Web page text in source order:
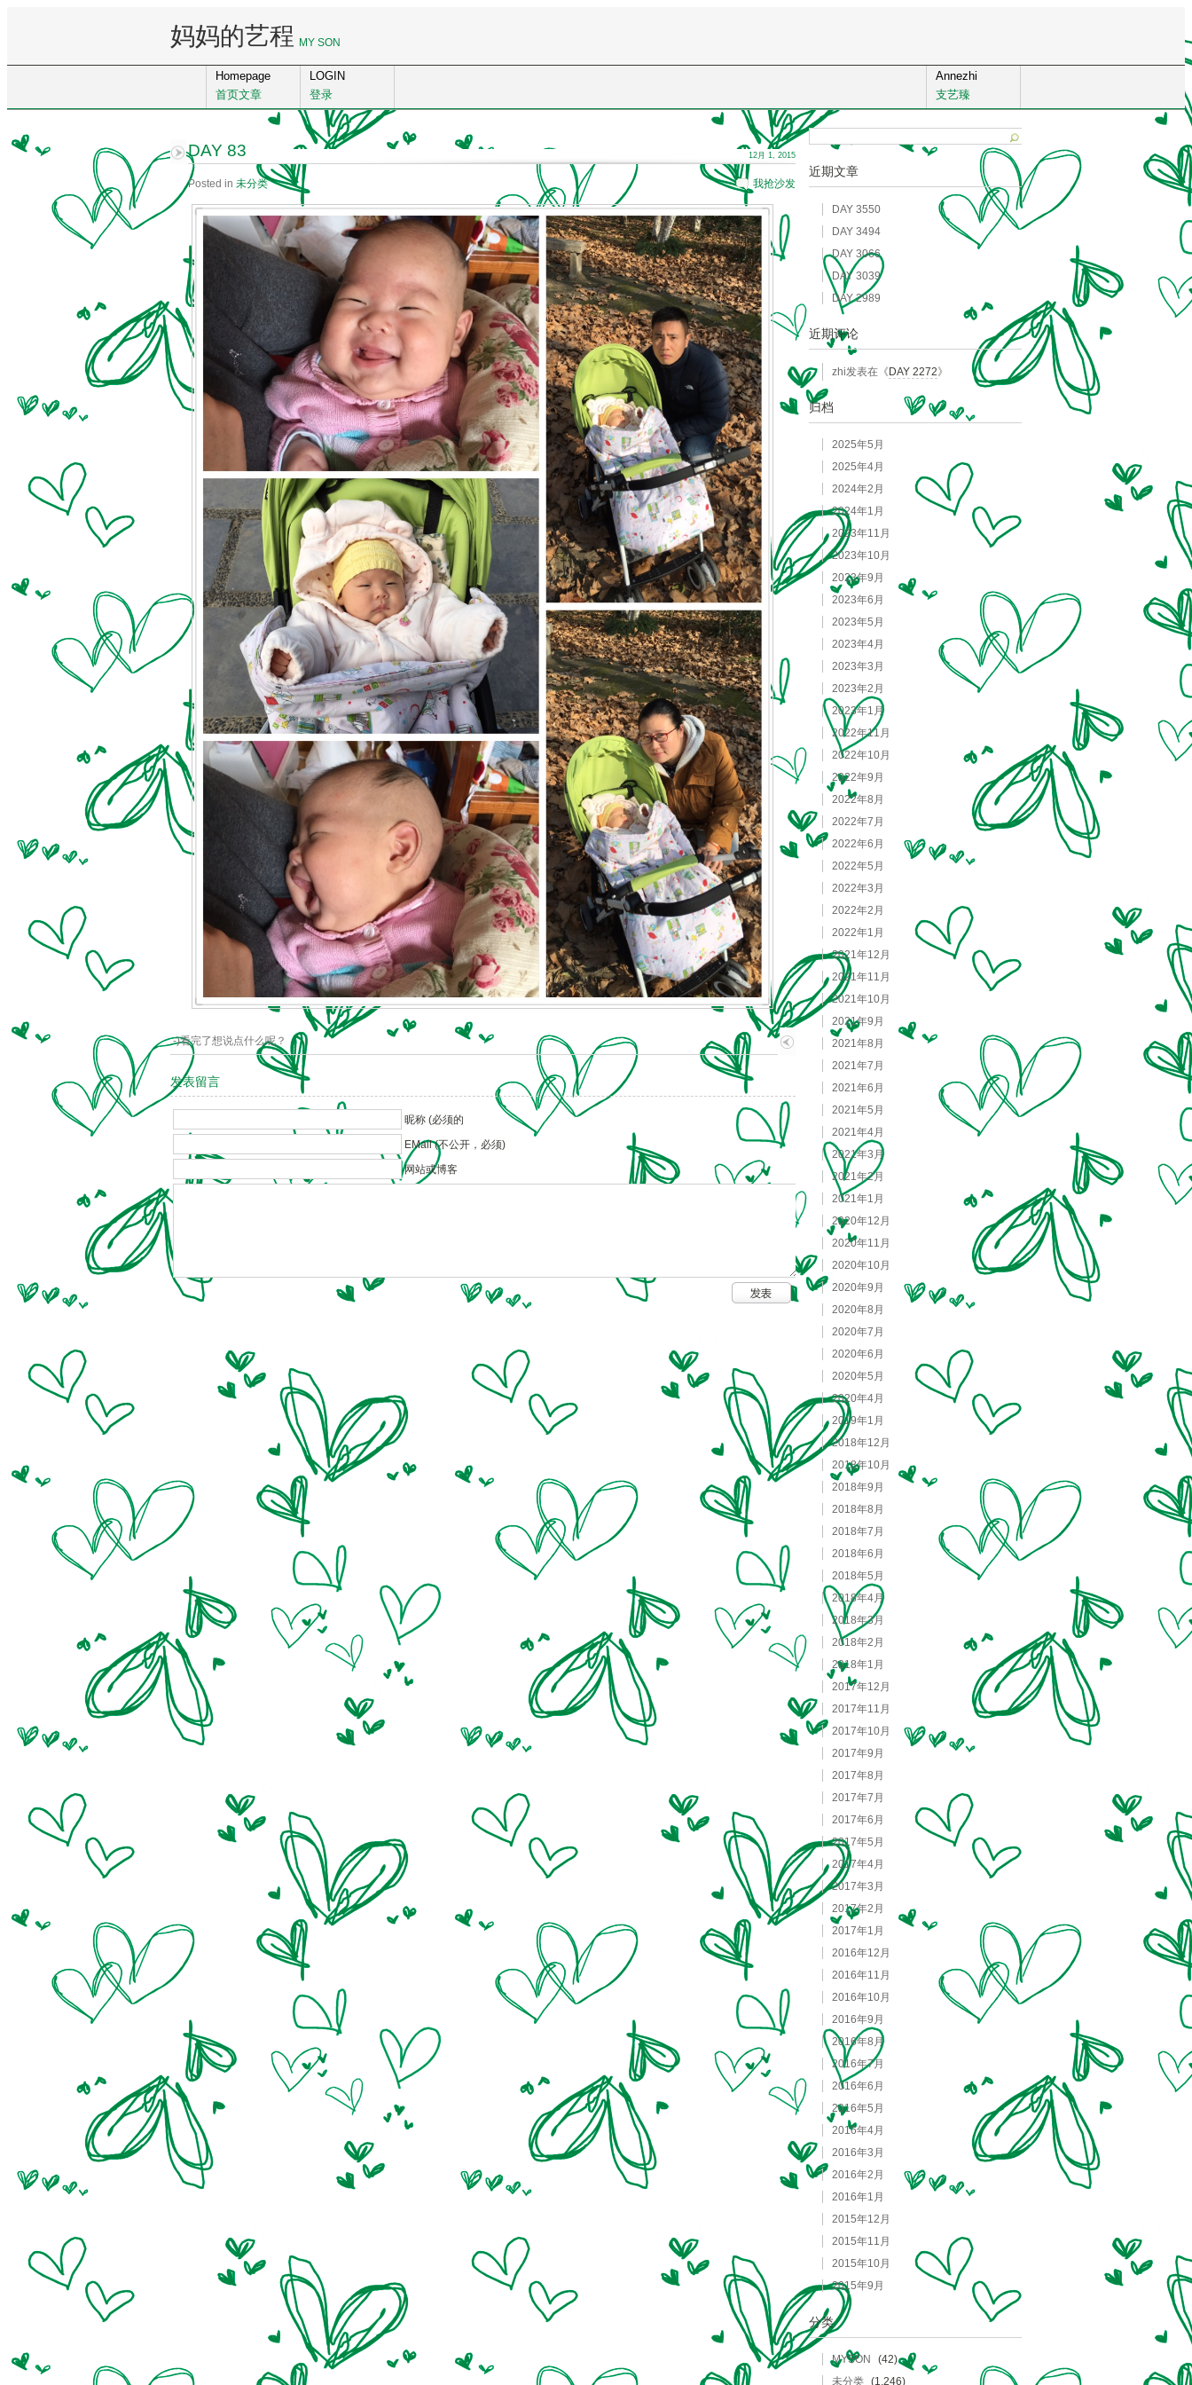
妈妈的艺程 MY SON
Homepage
首页文章
LOGIN
登录
Annezhi
支艺臻
DAY 83
Posted in 未分类 我抢沙发
12月 1, 2015
:-)看完了想说点什么呢？
发表留言
昵称 (必须的
EMail (不公开，必须)
网站或博客
近期文章
DAY 3550
DAY 3494
DAY 3066
DAY 3039
DAY 2989
近期评论
zhi发表在《DAY 2272》
归档
2025年5月
2025年4月
2024年2月
2024年1月
2023年11月
2023年10月
2023年9月
2023年6月
2023年5月
2023年4月
2023年3月
2023年2月
2023年1月
2022年11月
2022年10月
2022年9月
2022年8月
2022年7月
2022年6月
2022年5月
2022年3月
2022年2月
2022年1月
2021年12月
2021年11月
2021年10月
2021年9月
2021年8月
2021年7月
2021年6月
2021年5月
2021年4月
2021年3月
2021年2月
2021年1月
2020年12月
2020年11月
2020年10月
2020年9月
2020年8月
2020年7月
2020年6月
2020年5月
2020年4月
2019年1月
2018年12月
2018年10月
2018年9月
2018年8月
2018年7月
2018年6月
2018年5月
2018年4月
2018年3月
2018年2月
2018年1月
2017年12月
2017年11月
2017年10月
2017年9月
2017年8月
2017年7月
2017年6月
2017年5月
2017年4月
2017年3月
2017年2月
2017年1月
2016年12月
2016年11月
2016年10月
2016年9月
2016年8月
2016年7月
2016年6月
2016年5月
2016年4月
2016年3月
2016年2月
2016年1月
2015年12月
2015年11月
2015年10月
2015年9月
分类
MYSON
(42)
未分类 (1,246)